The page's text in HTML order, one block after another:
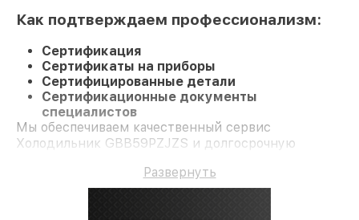
Как подтверждаем профессионализм:
Сертификация
Сертификаты на приборы
Сертифицированные детали
Сертификационные документы
специалистов
Мы обеспечиваем качественный сервис
Холодильник GBB59PZJZS и долгосрочную
Развернуть